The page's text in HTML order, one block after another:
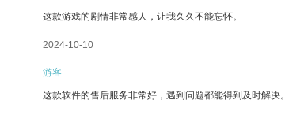
这款游戏的剧情非常感人，让我久久不能忘怀。
2024-10-10
游客
这款软件的售后服务非常好，遇到问题都能得到及时解决。